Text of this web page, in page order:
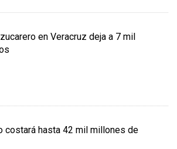
en Veracruz deja a 7 mil
costará hasta 42 mil millones de